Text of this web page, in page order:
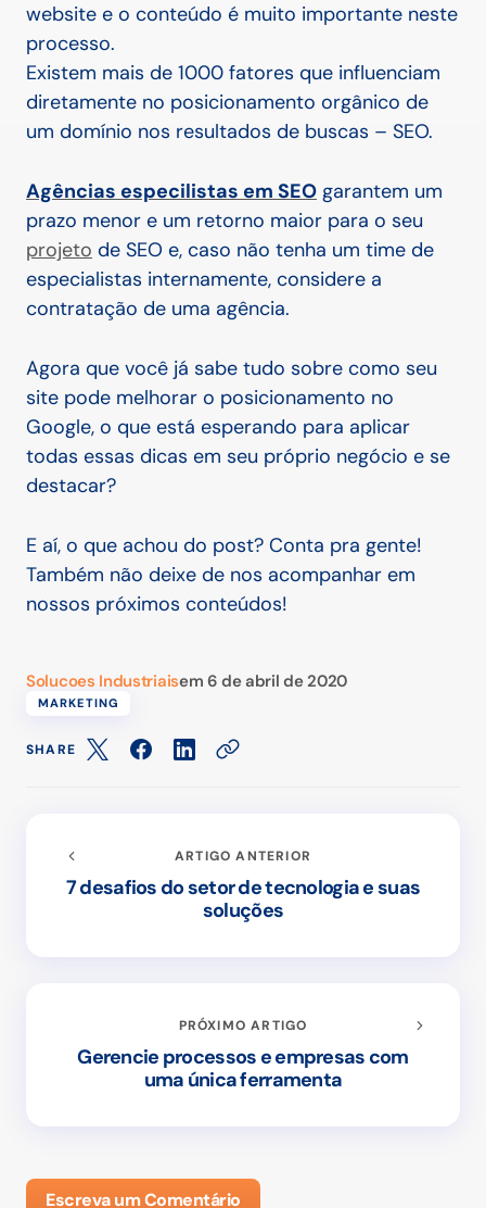
website e o conteúdo é muito importante neste
processo.
Existem mais de 1000 fatores que influenciam
diretamente no posicionamento orgânico de
um domínio nos resultados de buscas – SEO.
Agências especilistas em SEO garantem um
prazo menor e um retorno maior para o seu
projeto de SEO e, caso não tenha um time de
especialistas internamente, considere a
contratação de uma agência.
Agora que você já sabe tudo sobre como seu
site pode melhorar o posicionamento no
Google, o que está esperando para aplicar
todas essas dicas em seu próprio negócio e se
destacar?
E aí, o que achou do post? Conta pra gente!
Também não deixe de nos acompanhar em
nossos próximos conteúdos!
Solucoes Industriaisem 6 de abril de 2020
MARKETING
SHARE
ARTIGO ANTERIOR
7 desafios do setor de tecnologia e suas
soluções
PRÓXIMO ARTIGO
Gerencie processos e empresas com
uma única ferramenta
Escreva um Comentário